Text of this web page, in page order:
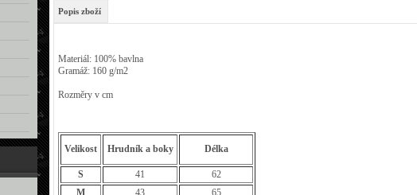
Popis zboží
Materiál: 100% bavlna
Gramáž: 160 g/m2
Rozměry v cm
Velikost Hrudník a boky Délka
S 41
62
M
43
65